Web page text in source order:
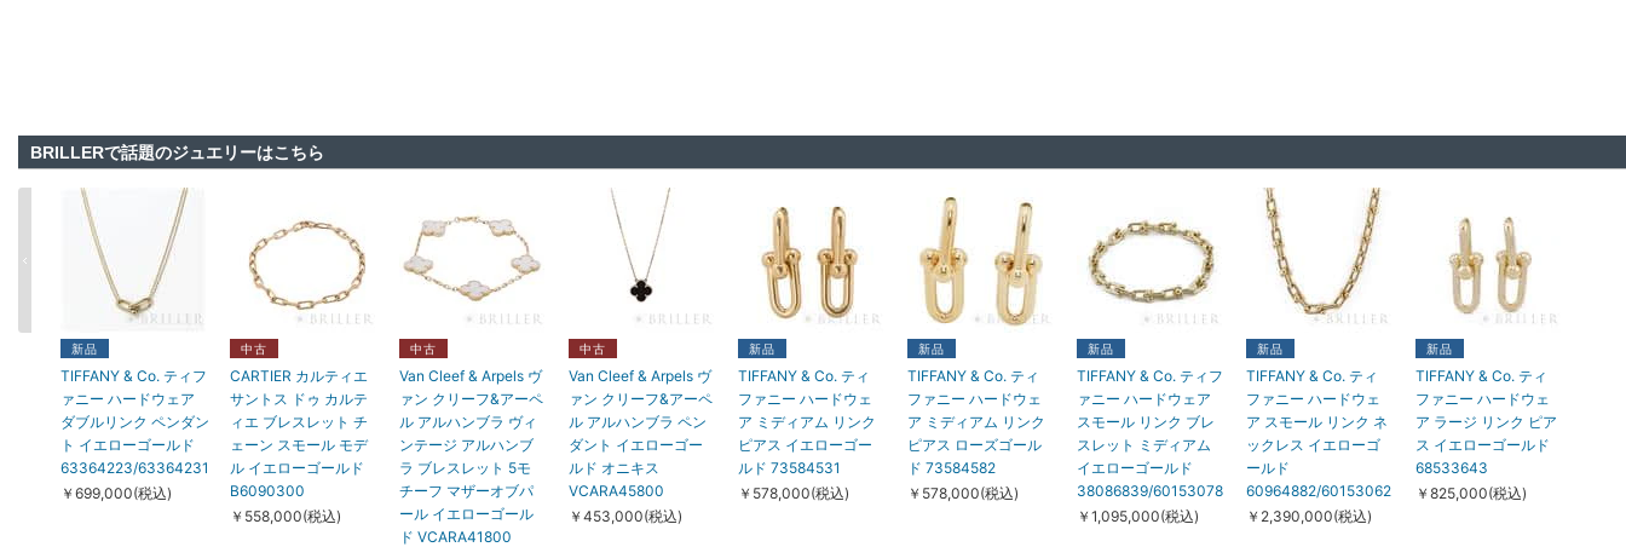
BRILLERで話題のジュエリーはこちら
新品
TIFFANY & Co. ティフ
ァニー ハードウェア
ダブルリンク ペンダン
ト イエローゴールド
63364223/63364231
￥699,000(税込)
中古
CARTIER カルティエ
サントス ドゥ カルテ
ィエ ブレスレット チ
ェーン スモール モデ
ル イエローゴールド
B6090300
￥558,000(税込)
中古
Van Cleef & Arpels ヴ
ァン クリーフ&アーペ
ル アルハンブラ ヴィ
ンテージ アルハンブ
ラ ブレスレット 5モ
チーフ マザーオブパ
ール イエローゴール
ド VCARA41800
中古
Van Cleef & Arpels ヴ
ァン クリーフ&アーペ
ル アルハンブラ ペン
ダント イエローゴー
ルド オニキス
VCARA45800
￥453,000(税込)
新品
TIFFANY & Co. ティ
ファニー ハードウェ
ア ミディアム リンク
ピアス イエローゴー
ルド 73584531
￥578,000(税込)
新品
TIFFANY & Co. ティ
ファニー ハードウェ
ア ミディアム リンク
ピアス ローズゴール
ド 73584582
￥578,000(税込)
新品
TIFFANY & Co. ティフ
ァニー ハードウェア
スモール リンク ブレ
スレット ミディアム
イエローゴールド
38086839/60153078
￥1,095,000(税込)
新品
TIFFANY & Co. ティ
ファニー ハードウェ
ア スモール リンク ネ
ックレス イエローゴ
ールド
60964882/60153062
￥2,390,000(税込)
新品
TIFFANY & Co. ティ
ファニー ハードウェ
ア ラージ リンク ピア
ス イエローゴールド
68533643
￥825,000(税込)